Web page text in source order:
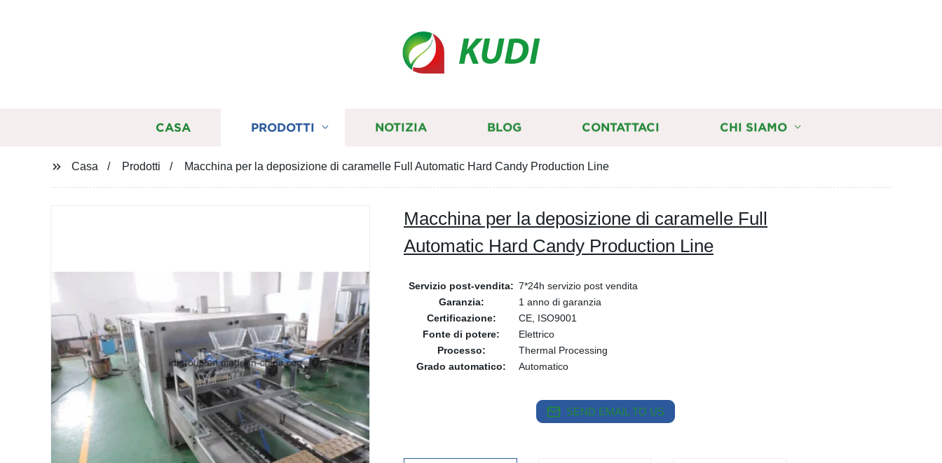
KUDI
CASA PRODOTTI NOTIZIA BLOG CONTATTACI CHI SIAMO
Casa Prodotti Macchina per la deposizione di caramelle Full Automatic Hard Candy Production Line
Macchina per la deposizione di caramelle Full
Automatic Hard Candy Production Line
Servizio post-vendita: 7*24h servizio post vendita
Garanzia:
1 anno di garanzia
Certificazione:
CE, ISO9001
Fonte di potere:
Elettrico
Processo:
Thermal Processing
Grado automatico:
Automatico
SEND EMAIL TO US